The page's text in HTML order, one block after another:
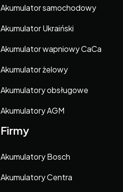
Akumulator samochodowy
Akumulator Ukraiński
Akumulator wapniowy CaCa
Akumulator żelowy
Akumulatory obsługowe
Akumulatory AGM
Firmy
Akumulatory Bosch
Akumulatory Centra